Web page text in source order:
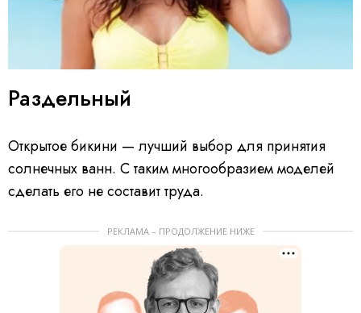
Раздельный
Открытое бикини — лучший выбор для принятия
солнечных ванн. С таким многообразием моделей
сделать его не составит труда.
РЕКЛАМА – ПРОДОЛЖЕНИЕ НИЖЕ